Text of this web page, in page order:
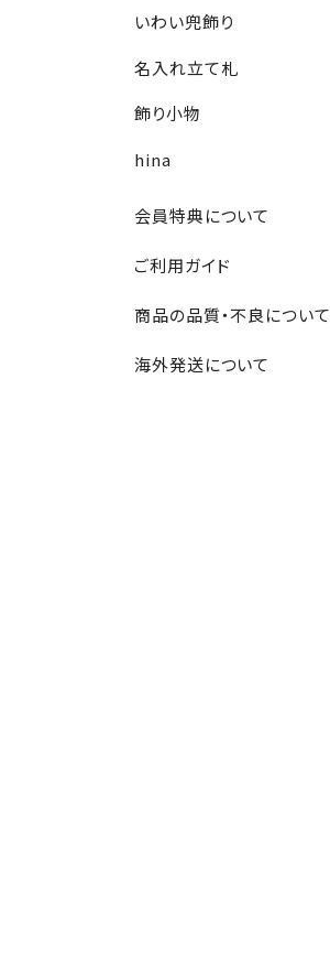
いわい兜飾り
名入れ立て札
飾り小物
hina
会員特典について
ご利用ガイド
商品の品質・不良について
海外発送について